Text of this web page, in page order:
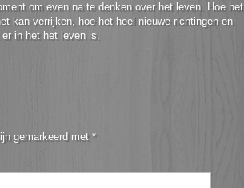
om even na te denken over het leven. Hoe het
kan verrijken, hoe het heel nieuwe richtingen en
in het het leven is.
gemarkeerd met *